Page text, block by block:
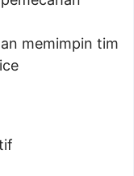
memimpin tim